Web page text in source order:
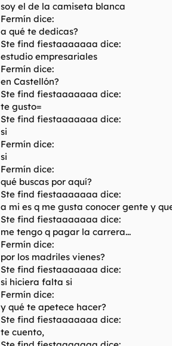
soy el de la camiseta blanca
Fermín dice:
a qué te dedicas?
Ste find fiestaaaaaaa dice:
estudio empresariales
Fermín dice:
en Castellón?
Ste find fiestaaaaaaa dice:
te gusto=
Ste find fiestaaaaaaa dice:
si
Fermín dice:
si
Fermín dice:
qué buscas por aquí?
Ste find fiestaaaaaaa dice:
a mi es q me gusta conocer gente y
Ste find fiestaaaaaaa dice:
me tengo q pagar la carrera...
Fermín dice:
por los madriles vienes?
Ste find fiestaaaaaaa dice:
si hiciera falta si
Fermín dice:
y qué te apetece hacer?
Ste find fiestaaaaaaa dice:
te cuento,